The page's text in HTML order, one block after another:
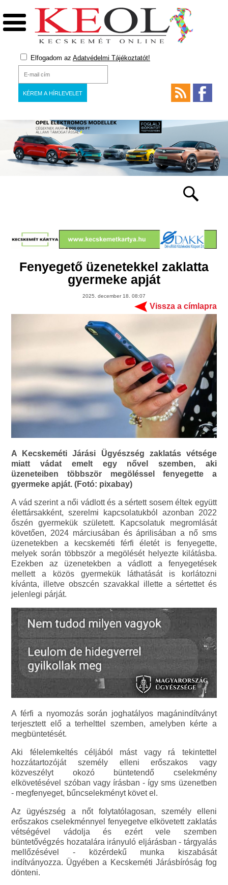
Elfogadom az Adatvédelmi Tájékoztatót!
Fenyegető üzenetekkel zaklatta
gyermeke apját
2025. december 18. 08:07
Vissza a címlapra
A Kecskeméti Járási Ügyészség zaklatás vétsége
miatt vádat emelt egy nővel szemben, aki
üzeneteiben többször megöléssel fenyegette a
gyermeke apját. (Fotó: pixabay)
A vád szerint a női vádlott és a sértett sosem éltek együtt
élettársakként, szerelmi kapcsolatukból azonban 2022
őszén gyermekük született. Kapcsolatuk megromlását
követően, 2024 márciusában és áprilisában a nő sms
üzenetekben a kecskeméti férfi életét is fenyegette,
melyek során többször a megölését helyezte kilátásba.
Ezekben az üzenetekben a vádlott a fenyegetések
mellett a közös gyermekük láthatását is korlátozni
kívánta, illetve obszcén szavakkal illette a sértettet és
jelenlegi párját.
A férfi a nyomozás során joghatályos magánindítványt
terjesztett elő a terhelttel szemben, amelyben kérte a
megbüntetését.
Aki félelemkeltés céljából mást vagy rá tekintettel
hozzátartozóját személy elleni erőszakos vagy
közveszélyt okozó büntetendő cselekmény
elkövetésével szóban vagy írásban - így sms üzenetben
- megfenyeget, bűncselekményt követ el.
Az ügyészség a nőt folytatólagosan, személy elleni
erőszakos cselekménnyel fenyegetve elkövetett zaklatás
vétségével vádolja és ezért vele szemben
büntetővégzés hozatalára irányuló eljárásban - tárgyalás
mellőzésével - közérdekű munka kiszabását
indítványozza. Ügyében a Kecskeméti Járásbíróság fog
dönteni.